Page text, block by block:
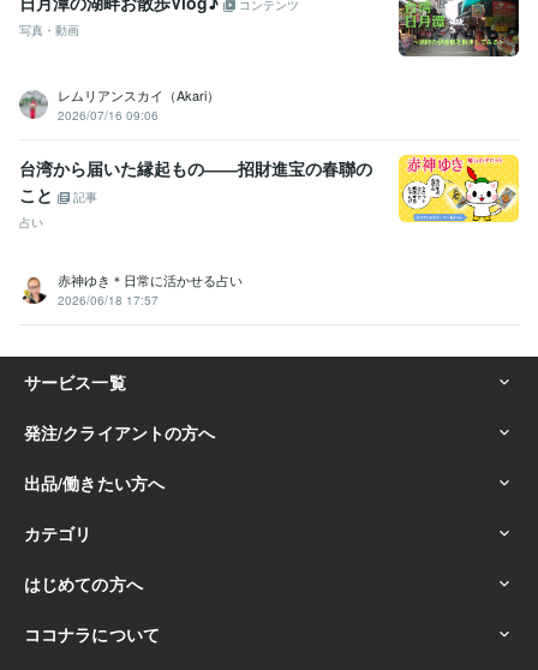
コンテンツ
写真・動画
レムリアンスカイ（Akari）
2026/07/16 09:06
台湾から届いた縁起もの――招財進宝の春聯の
こと
記事
占い
赤神ゆき＊日常に活かせる占い
2026/06/18 17:57